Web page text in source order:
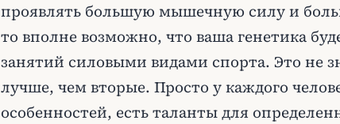
проявлять большую мышечную силу и
то вполне возможно, что ваша генетика
занятий силовыми видами спорта. Это не
лучше, чем вторые. Просто у каждого
особенностей, есть таланты для